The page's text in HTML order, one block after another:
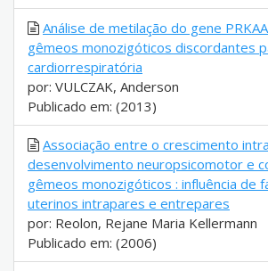
Análise de metilação do gene
gêmeos monozigóticos discordantes
cardiorrespiratória
por: VULCZAK, Anderson
Publicado em: (2013)
Associação entre o crescimento
desenvolvimento neuropsicomotor e
gêmeos monozigóticos : influência de
uterinos intrapares e entrepares
por: Reolon, Rejane Maria Kellermann
Publicado em: (2006)